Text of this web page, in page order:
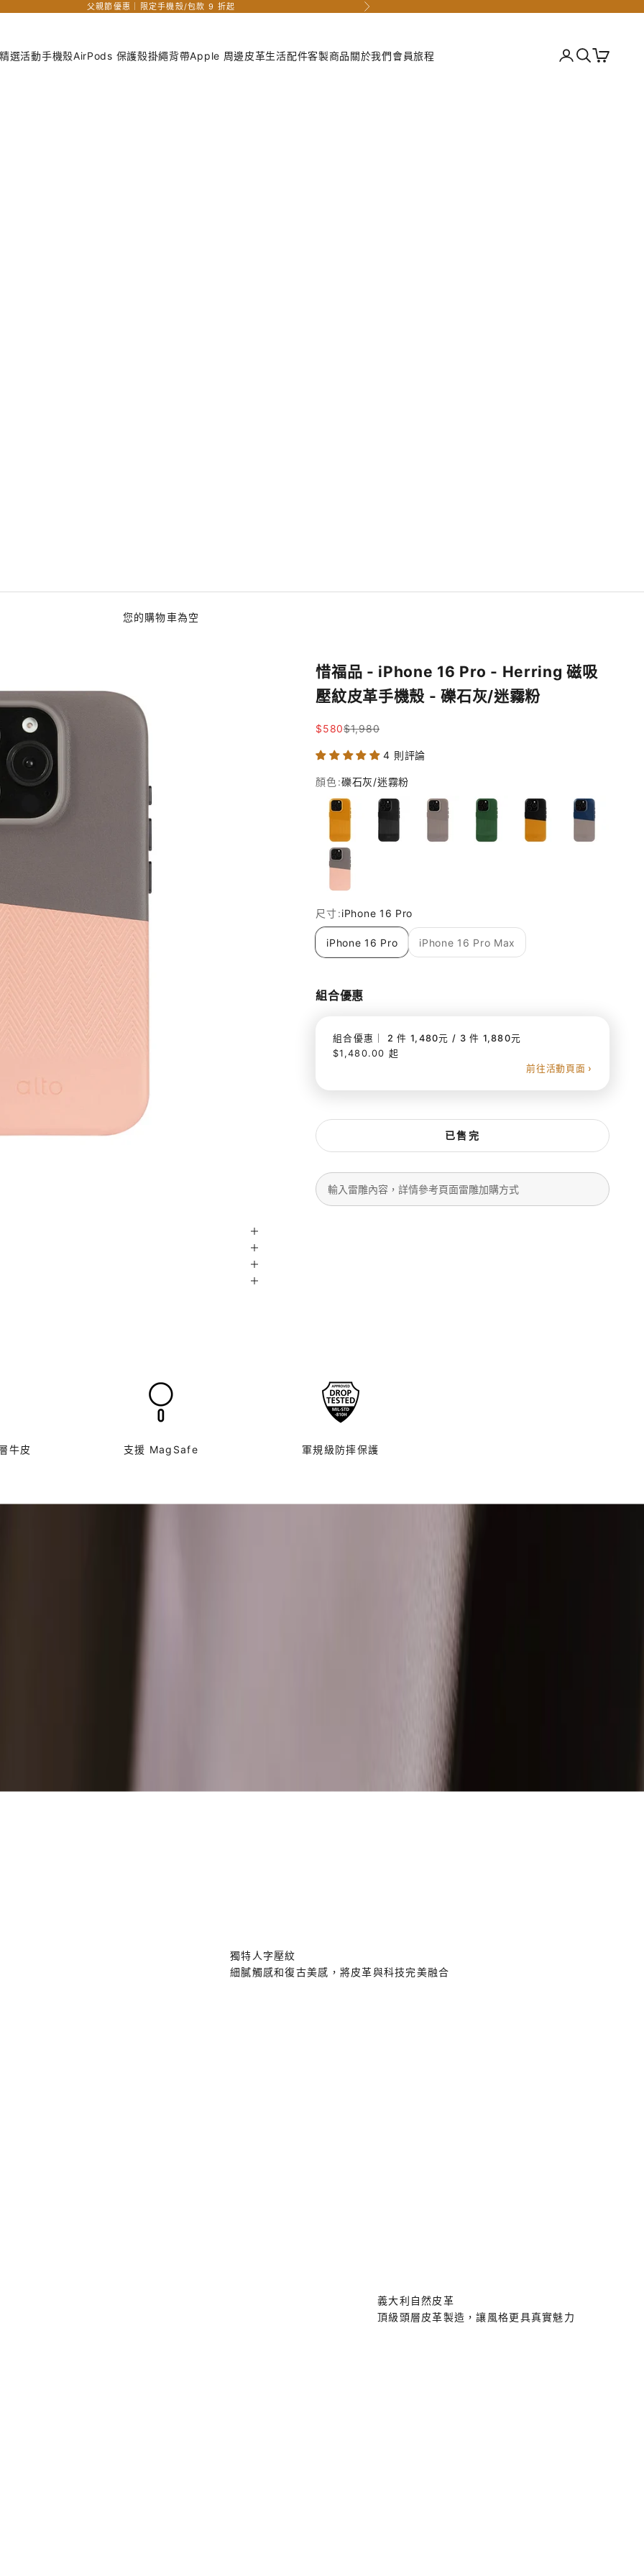
父親節優惠｜限定手機殼/包款 9 折起 下一個
精選活動手機殼AirPods 保護殼掛繩背帶Apple 周邊皮革生活配件客製商品關於我們會員旅程 登入搜尋購物車
您的購物車為空
惜福品 - iPhone 16 Pro - Herring 磁吸
壓紋皮革手機殼 - 礫石灰/迷霧粉
促銷價
$580原價
$1,980
4 則評論
顏色:礫石灰/迷霧粉
焦糖棕
渡鴉黑 礫石灰 森林綠 渡鴉黑/焦糖棕海軍藍/礫石灰
礫石灰/迷霧粉
尺寸:iPhone 16 Pro
iPhone 16 Pro iPhone 16 Pro Max
組合優惠
組合優惠｜ 2 件 1,480元 / 3 件 1,880元
$1,480.00 起
前往活動頁面 ›
已售完
牛皮 支援 MagSafe 軍規級防摔保護
獨特人字壓紋
細膩觸感和復古美感，將皮革與科技完美融合
義大利自然皮革
頂級頭層皮革製造，讓風格更具真實魅力